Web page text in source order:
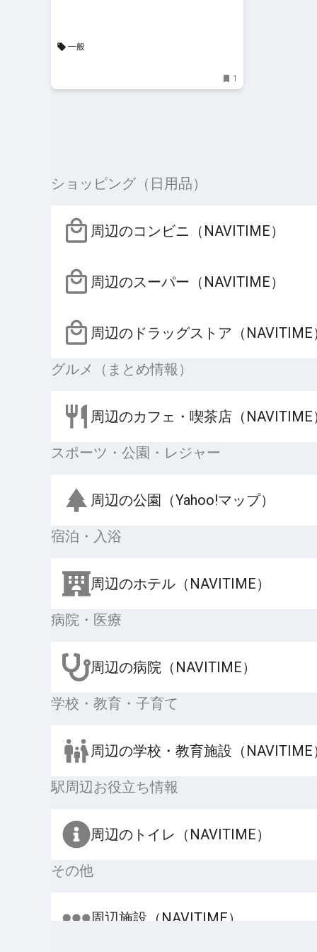
一般
1
ショッピング（日用品）
周辺のコンビニ（NAVITIME）
周辺のスーパー（NAVITIME）
周辺のドラッグストア（NAVITIME
グルメ（まとめ情報）
周辺のカフェ・喫茶店（NAVITIME
スポーツ・公園・レジャー
周辺の公園（Yahoo!マップ）
宿泊・入浴
周辺のホテル（NAVITIME）
病院・医療
周辺の病院（NAVITIME）
学校・教育・子育て
周辺の学校・教育施設（NAVITIME
駅周辺お役立ち情報
周辺のトイレ（NAVITIME）
その他
周辺施設（NAVITIME）